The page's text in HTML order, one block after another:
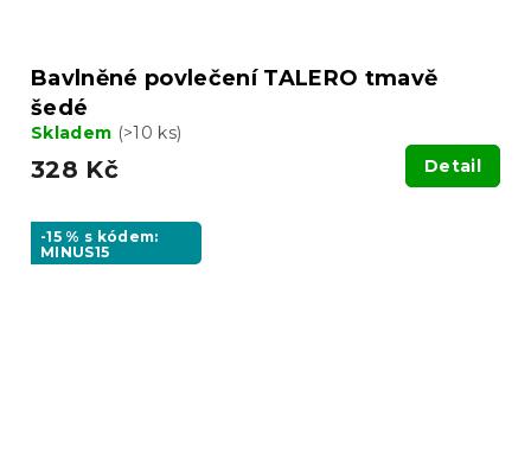
Bavlněné povlečení TALERO tmavě
šedé
Skladem (>10 ks)
328 Kč Detail
-15 % s kódem:
MINUS15